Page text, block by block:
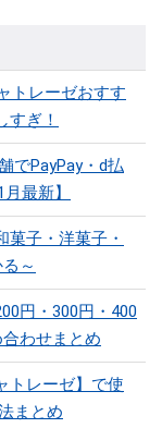
トレーゼおすす
すぎ！
でPayPay・d払
最新】
子・洋菓子・
～
円・300円・400
わせまとめ
トレーゼ】で使
まとめ